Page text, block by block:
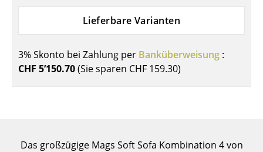
Stehtische & Stehpulte
Kindertische
Gartentische
... alle Tische
Lieferbare Varianten
3% Skonto bei Zahlung per Banküberweisung :
CHF 5’150.70(Sie sparen CHF 159.30)
Das großzügige Mags Soft Sofa Kombination 4 von